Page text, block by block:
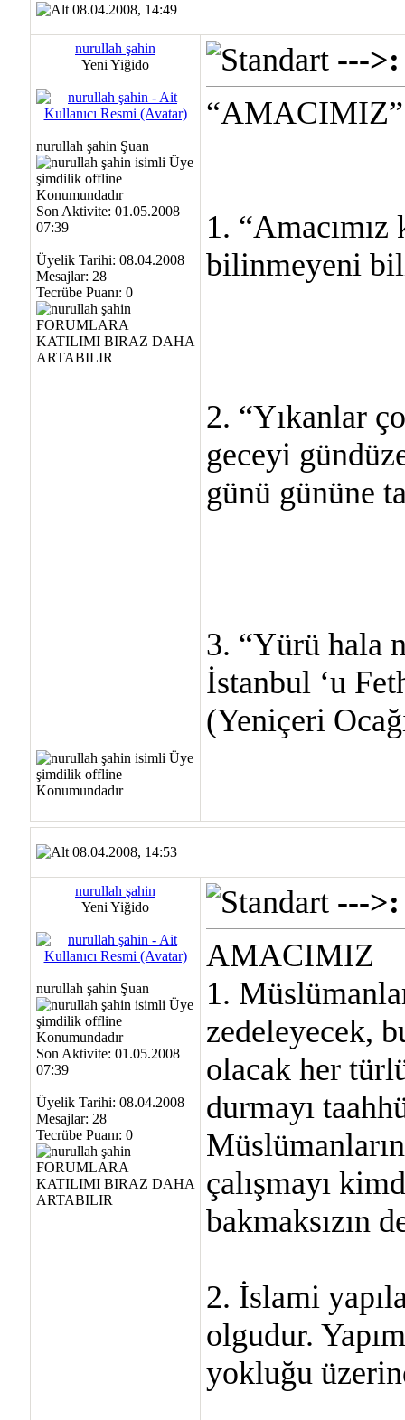
08.04.2008, 14:49
nurullah şahin
Yeni Yiğido
nurullah şahin Şuan
Son Aktivite: 01.05.2008
07:39
Üyelik Tarihi: 08.04.2008
Mesajlar: 28
Tecrübe Puanı: 0
---
“AMACIMIZ”
1. “Amacımız
bilinmeyeni
2. “Yıkanlar
geceyi
günü gününe
3. “Yürü hala
İstanbul ‘u
(Yeniçeri
08.04.2008, 14:53
nurullah şahin
Yeni Yiğido
nurullah şahin Şuan
Son Aktivite: 01.05.2008
07:39
Üyelik Tarihi: 08.04.2008
Mesajlar: 28
Tecrübe Puanı: 0
---
AMACIMIZ
1.
zedeleyecek,
olacak her
durmayı
çalışmayı
bakmaksızın
2. İslami
olgudur.
yokluğu